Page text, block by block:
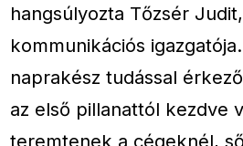
hangsúlyozta Tőzsér
kommunikációs
naprakész tudással
az első pillanattól kezdve
teremtenek a cégeknél,